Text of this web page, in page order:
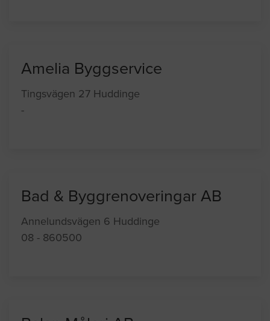
Amelia Byggservice
Tingsvägen 27 Huddinge
-
Bad & Byggrenoveringar AB
Annelundsvägen 6 Huddinge
08 - 860500